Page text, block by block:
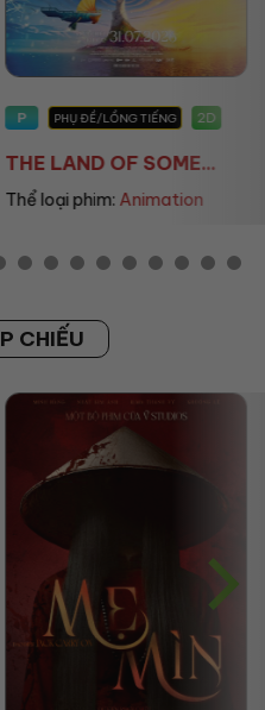
P PHỤ ĐỀ/LỒNG TIẾNG 2D
THE LAND OF SOME...
Thể loại phim: Animation
CHIẾU